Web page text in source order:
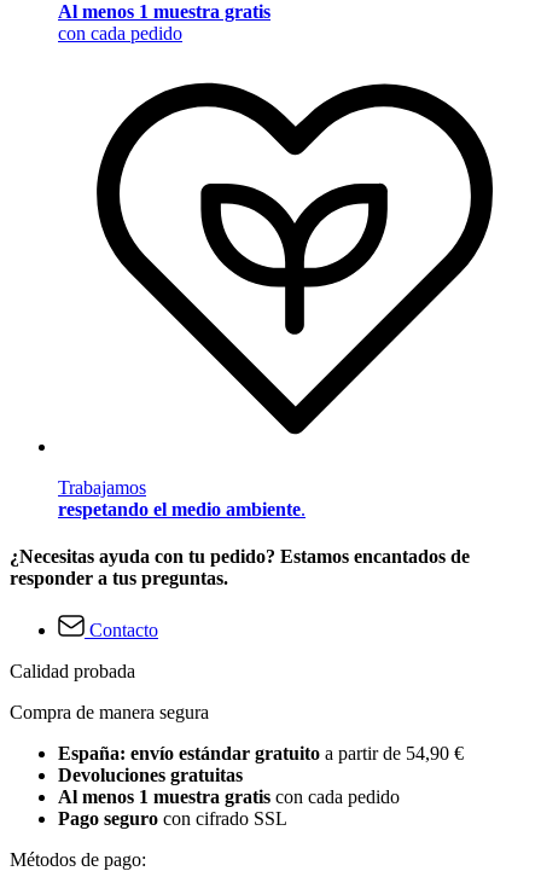
Al menos 1 muestra gratis
con cada pedido
Trabajamos
respetando el medio ambiente.
¿Necesitas ayuda con tu pedido? Estamos encantados de
responder a tus preguntas.
Contacto
Calidad probada
Compra de manera segura
España: envío estándar gratuito a partir de 54,90 €
Devoluciones gratuitas
Al menos 1 muestra gratis con cada pedido
Pago seguro con cifrado SSL
Métodos de pago: